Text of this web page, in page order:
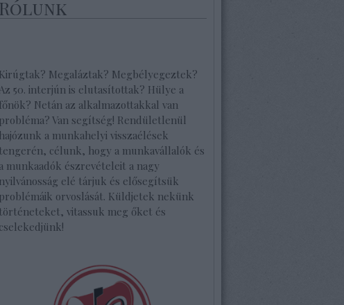
Rólunk
Kirúgtak? Megaláztak? Megbélyegeztek?
Az 50. interjún is elutasítottak? Hülye a
főnök? Netán az alkalmazottakkal van
probléma? Van segítség! Rendületlenül
hajózunk a munkahelyi visszaélések
tengerén, célunk, hogy a munkavállalók és
a munkaadók észrevételeit a nagy
nyilvánosság elé tárjuk és elősegítsük
problémáik orvoslását. Küldjetek nekünk
történeteket, vitassuk meg őket és
cselekedjünk!